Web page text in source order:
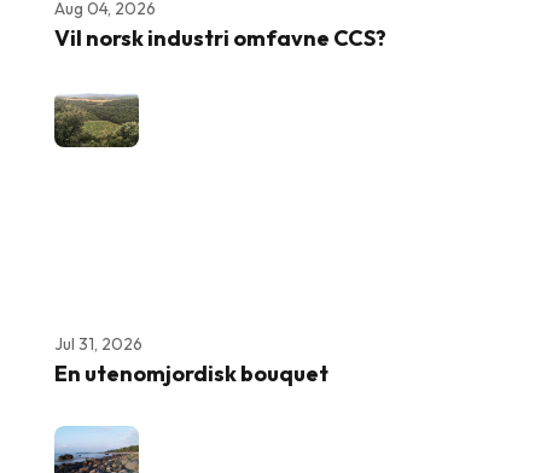
Aug 04, 2026
Vil norsk industri omfavne CCS?
Jul 31, 2026
En utenomjordisk bouquet